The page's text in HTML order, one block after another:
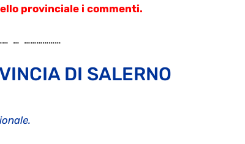
provinciale i commenti.
… ………………
DI SALERNO